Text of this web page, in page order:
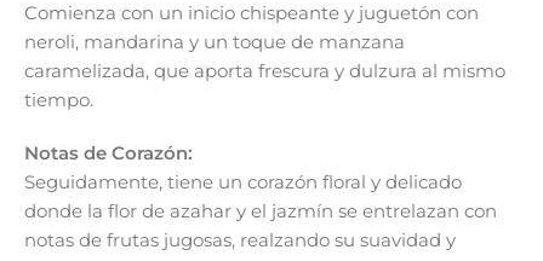
Comienza con un inicio chispeante y juguetón con
neroli, mandarina y un toque de manzana
caramelizada, que aporta frescura y dulzura al mismo
tiempo.
Notas de Corazón:
Seguidamente, tiene un corazón floral y delicado
donde la flor de azahar y el jazmín se entrelazan con
notas de frutas jugosas, realzando su suavidad y